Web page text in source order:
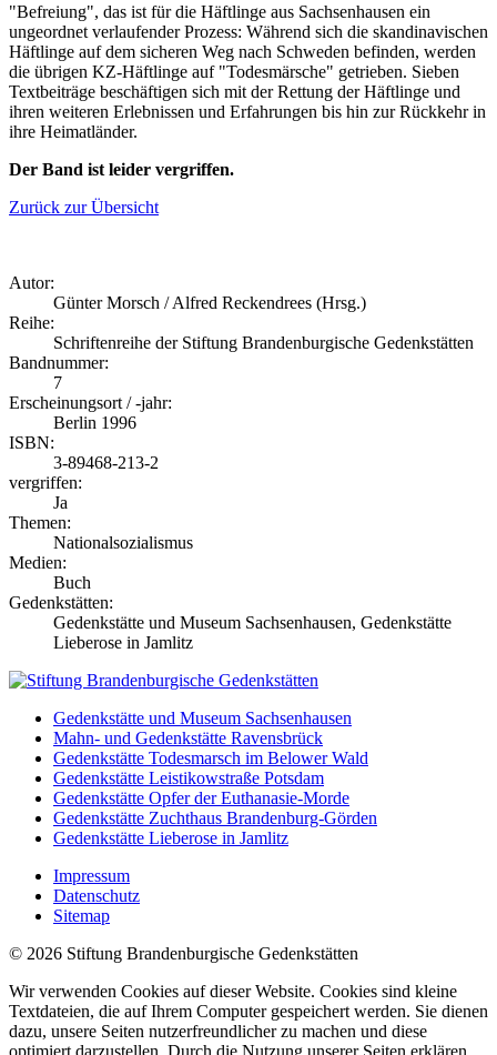
"Befreiung", das ist für die Häftlinge aus Sachsenhausen ein
ungeordnet verlaufender Prozess: Während sich die skandinavischen
Häftlinge auf dem sicheren Weg nach Schweden befinden, werden
die übrigen KZ-Häftlinge auf "Todesmärsche" getrieben. Sieben
Textbeiträge beschäftigen sich mit der Rettung der Häftlinge und
ihren weiteren Erlebnissen und Erfahrungen bis hin zur Rückkehr in
ihre Heimatländer.
Der Band ist leider vergriffen.
Zurück zur Übersicht
Autor:
Günter Morsch / Alfred Reckendrees (Hrsg.)
Reihe:
Schriftenreihe der Stiftung Brandenburgische Gedenkstätten
Bandnummer:
7
Erscheinungsort / -jahr:
Berlin 1996
ISBN:
3-89468-213-2
vergriffen:
Ja
Themen:
Nationalsozialismus
Medien:
Buch
Gedenkstätten:
Gedenkstätte und Museum Sachsenhausen, Gedenkstätte
Lieberose in Jamlitz
Gedenkstätte und Museum Sachsenhausen
Mahn- und Gedenkstätte Ravensbrück
Gedenkstätte Todesmarsch im Belower Wald
Gedenkstätte Leistikowstraße Potsdam
Gedenkstätte Opfer der Euthanasie-Morde
Gedenkstätte Zuchthaus Brandenburg-Görden
Gedenkstätte Lieberose in Jamlitz
Impressum
Datenschutz
Sitemap
© 2026 Stiftung Brandenburgische Gedenkstätten
Wir verwenden Cookies auf dieser Website. Cookies sind kleine
Textdateien, die auf Ihrem Computer gespeichert werden. Sie dienen
dazu, unsere Seiten nutzerfreundlicher zu machen und diese
optimiert darzustellen. Durch die Nutzung unserer Seiten erklären